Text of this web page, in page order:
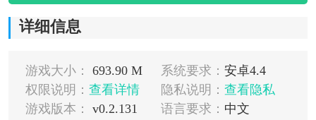
详细信息
游戏大小： 693.90 M 系统要求： 安卓4.4
权限说明： 查看详情 隐私说明： 查看隐私
游戏版本：
v0.2.131 语言要求： 中文